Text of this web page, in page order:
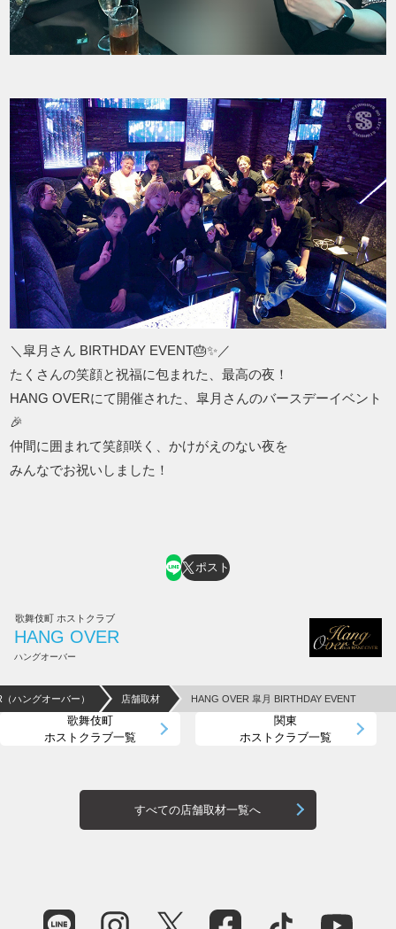
＼皐月さん BIRTHDAY EVENT🎂✨／
たくさんの笑顔と祝福に包まれた、最高の夜！
HANG OVERにて開催された、皐月さんのバースデーイベント
🎉
仲間に囲まれて笑顔咲く、かけがえのない夜を
みんなでお祝いしました！
ポスト
歌舞伎町 ホストクラブ
HANG OVER
ハングオーバー
ハングオーバー） 店舗取材 HANG OVER 皐月 BIRTHDAY EVENT
歌舞伎町
ホストクラブ一覧
関東
ホストクラブ一覧
すべての店舗取材一覧へ